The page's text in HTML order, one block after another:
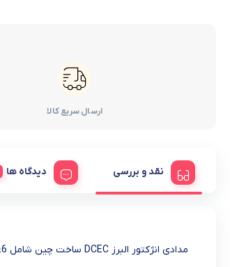
ارسال سریع کالا
نقد و بررسی دیدگاه ها
مدادی انژکتور البرز DCEC ساخت چین شامل 6عدد مدادی انژکتور